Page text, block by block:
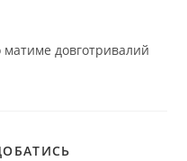
довготривалий